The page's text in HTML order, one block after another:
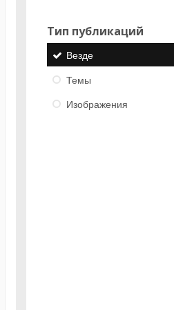
Тип публикаций
Везде
Темы
Изображения